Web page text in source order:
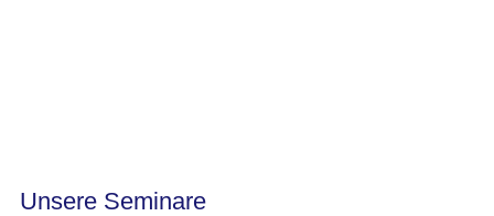
Unsere Seminare